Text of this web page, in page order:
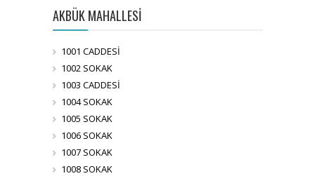
AKBÜK MAHALLESİ
1001 CADDESİ
1002 SOKAK
1003 CADDESİ
1004 SOKAK
1005 SOKAK
1006 SOKAK
1007 SOKAK
1008 SOKAK